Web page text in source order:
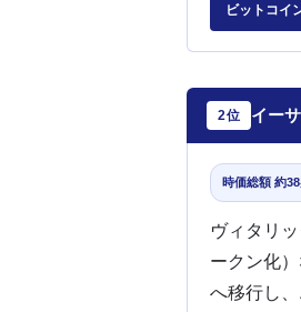
ビットコイ
2位 イー
時価総額 約38
ヴィタリ
ークン化
へ移行し